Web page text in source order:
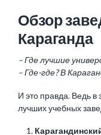
Обзор
Караганда
– Где лучшие
– Где-где? В
И это правда. Ведь в
лучших учебных